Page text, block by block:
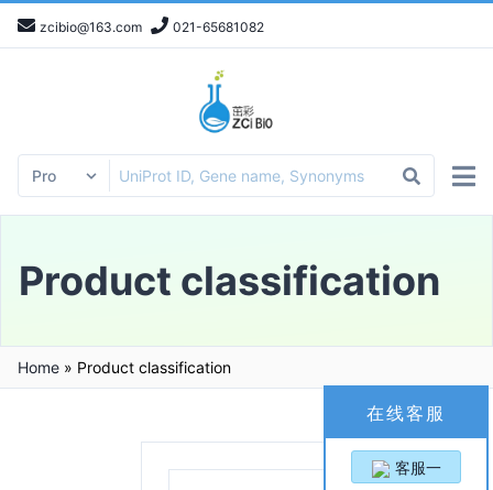
zcibio@163.com 021-65681082
Product classification
Home » Product classification
在线客服
客服一